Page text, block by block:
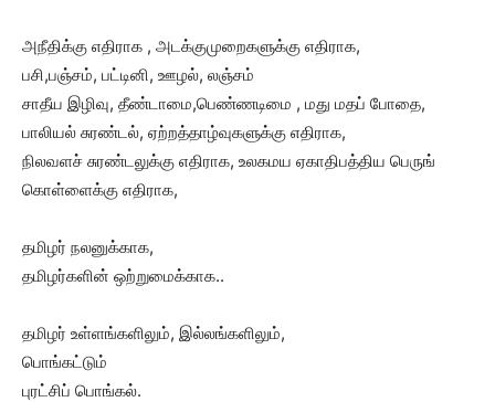
அநீதிக்கு எதிராக , அடக்குமுறைகளுக்கு எதிராக,
பசி,பஞ்சம், பட்டினி, ஊழல், லஞ்சம்
சாதீய இழிவு, தீண்டாமை,பெண்ணடிமை , மது மதப் போதை,
பாலியல் சுரண்டல், ஏற்றத்தாழ்வுகளுக்கு எதிராக,
நிலவளச் சுரண்டலுக்கு எதிராக, உலகமய ஏகாதிபத்திய பெருங்
கொள்ளைக்கு எதிராக,
தமிழர் நலனுக்காக,
தமிழர்களின் ஒற்றுமைக்காக..
தமிழர் உள்ளங்களிலும், இல்லங்களிலும்,
பொங்கட்டும்
புரட்சிப் பொங்கல்.